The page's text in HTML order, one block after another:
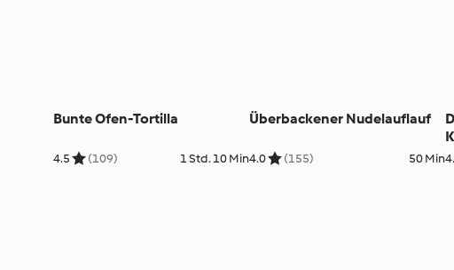
Bunte Ofen-Tortilla
4.5 (109) 1 Std. 10 Min
Überbackener Nudelauflauf
4.0 (155) 50 Min